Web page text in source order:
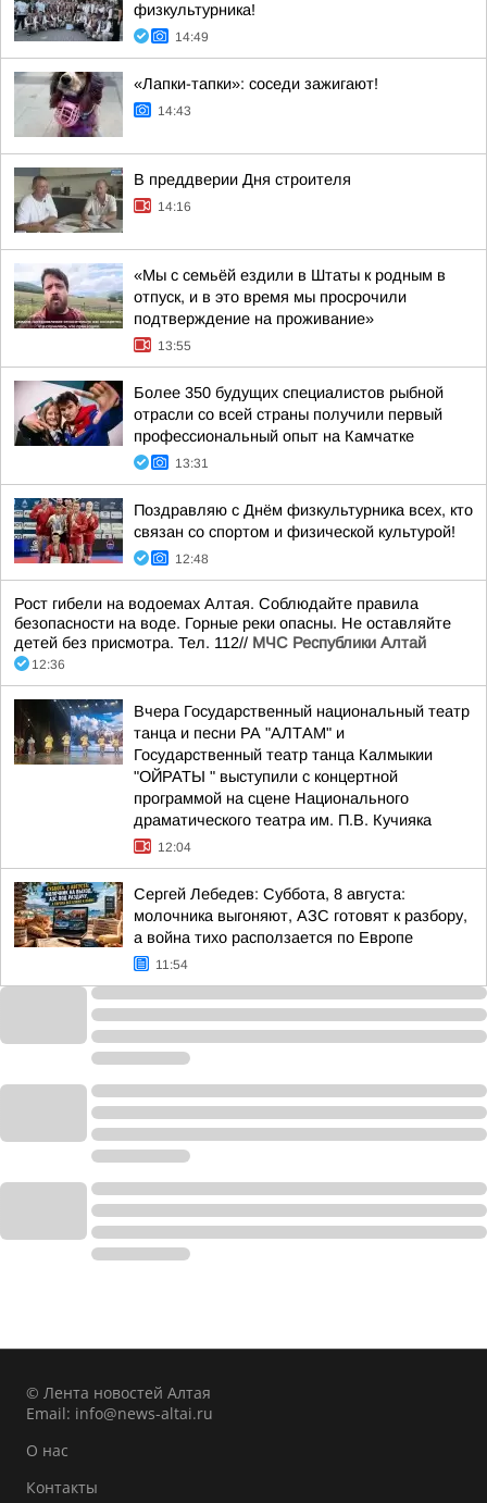
физкультурника!
14:49
«Лапки-тапки»: соседи зажигают!
14:43
В преддверии Дня строителя
14:16
«Мы с семьёй ездили в Штаты к родным в
отпуск, и в это время мы просрочили
подтверждение на проживание»
13:55
Более 350 будущих специалистов рыбной
отрасли со всей страны получили первый
профессиональный опыт на Камчатке
13:31
Поздравляю с Днём физкультурника всех, кто
связан со спортом и физической культурой!
12:48
Рост гибели на водоемах Алтая. Соблюдайте правила
безопасности на воде. Горные реки опасны. Не оставляйте
детей без присмотра. Тел. 112// МЧС Республики Алтай
12:36
Вчера Государственный национальный театр
танца и песни РА "АЛТАМ" и
Государственный театр танца Калмыкии
"ОЙРАТЫ " выступили с концертной
программой на сцене Национального
драматического театра им. П.В. Кучияка
12:04
Сергей Лебедев: Суббота, 8 августа:
молочника выгоняют, АЗС готовят к разбору,
а война тихо расползается по Европе
11:54
© Лента новостей Алтая
Email: info@news-altai.ru
О нас
Контакты